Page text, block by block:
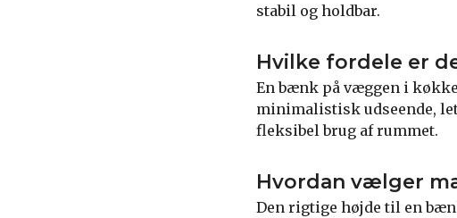
stabil og holdbar.
Hvilke fordele er
En bænk på væggen i
minimalistisk udseende,
fleksibel brug af rummet.
Hvordan vælger
Den rigtige højde til en